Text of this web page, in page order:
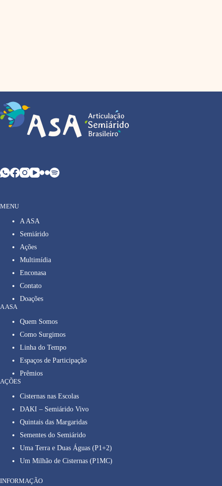
MENU
A ASA
Semiárido
Ações
Multimídia
Enconasa
Contato
Doações
A ASA
Quem Somos
Como Surgimos
Linha do Tempo
Espaços de Participação
Prêmios
AÇÕES
Cisternas nas Escolas
DAKI – Semiárido Vivo
Quintais das Margaridas
Sementes do Semiárido
Uma Terra e Duas Águas (P1+2)
Um Milhão de Cisternas (P1MC)
INFORMAÇÃO